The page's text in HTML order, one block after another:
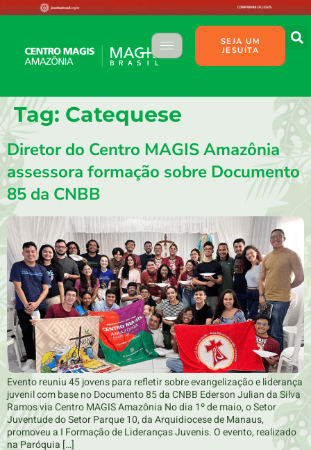
SEJA UM
JESUÍTA
Tag: Catequese
Diretor do Centro MAGIS Amazônia
assessora formação sobre Documento
85 da CNBB
Evento reuniu 45 jovens para refletir sobre evangelização e liderança
juvenil com base no Documento 85 da CNBB Ederson Julian da Silva
Ramos via Centro MAGIS Amazônia No dia 1º de maio, o Setor
Juventude do Setor Parque 10, da Arquidiocese de Manaus,
promoveu a I Formação de Lideranças Juvenis. O evento, realizado
na Paróquia […]